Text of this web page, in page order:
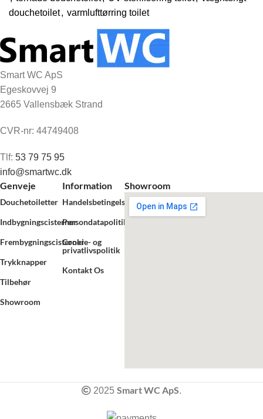
douchetoilet, varmlufttørring toilet
Smart WC ApS
Egeskovvej 9
2665 Vallensbæk Strand
CVR-nr: 44749408
Tlf: 53 79 75 95
info@smartwc.dk
Genveje
Douchetoiletter
Indbygningscisterner
Frembygningscisterner
Trykknapper
Tilbehør
Showroom
Information
Handelsbetingelser
Persondatapolitik
Cookie- og
privatlivspolitik
Kontakt Os
Showroom
2025 Smart WC ApS.